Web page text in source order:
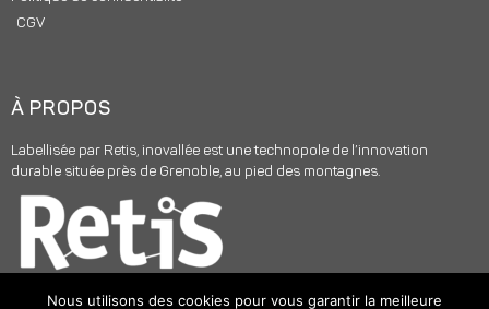
CGV
À PROPOS
Labellisée par Retis, inovallée est une technopole de l’innovation
durable située près de Grenoble, au pied des montagnes.
Nous utilisons des cookies pour vous garantir la meilleure